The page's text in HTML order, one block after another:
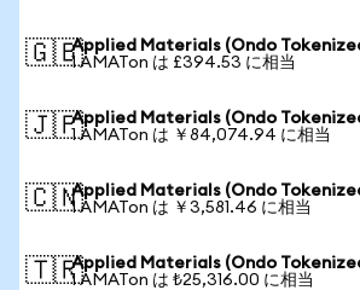
🇬🇧Applied Materials (Ondo
1 AMATon は £394.53 に相当
🇯🇵Applied Materials (Ondo
1 AMATon は ￥84,074.94 に相当
🇨🇳Applied Materials (Ondo
1 AMATon は ￥3,581.46 に相当
🇹🇷Applied Materials (Ondo
1 AMATon は ₺25,316.00 に相当